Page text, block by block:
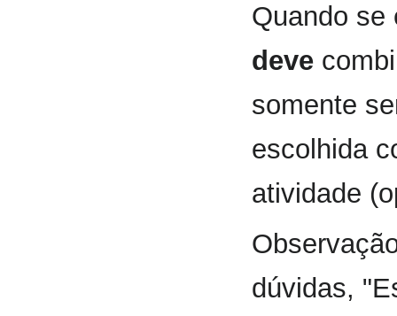
Quando
deve
somente
escolhida
atividade
dúvidas,